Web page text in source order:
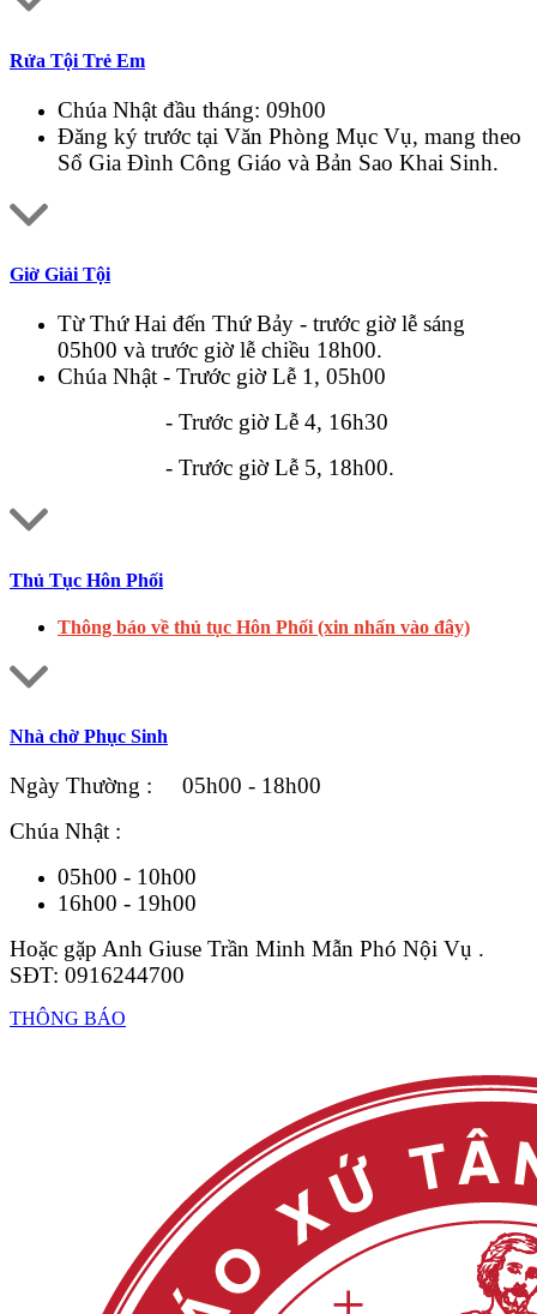
Rửa Tội Trẻ Em
Chúa Nhật đầu tháng: 09h00
Đăng ký trước tại Văn Phòng Mục Vụ, mang theo
Sổ Gia Đình Công Giáo và Bản Sao Khai Sinh.
Giờ Giải Tội
Từ Thứ Hai đến Thứ Bảy - trước giờ lễ sáng
05h00 và trước giờ lễ chiều 18h00.
Chúa Nhật - Trước giờ Lễ 1, 05h00
- Trước giờ Lễ 4, 16h30
- Trước giờ Lễ 5, 18h00.
Thủ Tục Hôn Phối
Thông báo về thủ tục Hôn Phối (xin nhấn vào đây)
Nhà chờ Phục Sinh
Ngày Thường : 05h00 - 18h00
Chúa Nhật :
05h00 - 10h00
16h00 - 19h00
Hoặc gặp Anh Giuse Trần Minh Mẫn Phó Nội Vụ .
SĐT: 0916244700
THÔNG BÁO